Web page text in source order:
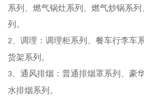
系列、燃气锅灶系列、燃气炒锅系
列。
2、调理：调理柜系列、餐车行李车
货架系列。
3、通风排烟：普通排烟罩系列、豪
水排烟系列。